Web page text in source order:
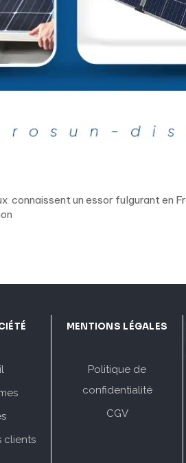
connaissent un essor fulgurant en
clients
MENTIONS LÉGALES
Politique de
confidentialité
CGV